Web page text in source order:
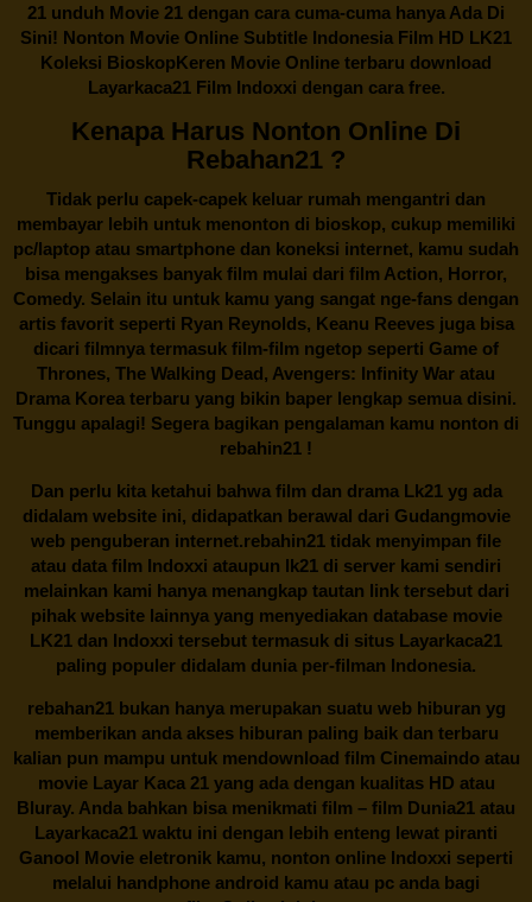
21 unduh Movie 21 dengan cara cuma-cuma hanya Ada Di
Sini! Nonton Movie Online Subtitle Indonesia Film HD LK21
Koleksi BioskopKeren Movie Online terbaru download
Layarkaca21 Film Indoxxi dengan cara free.
Kenapa Harus Nonton Online Di
Rebahan21 ?
Tidak perlu capek-capek keluar rumah mengantri dan
membayar lebih untuk menonton di bioskop, cukup memiliki
pc/laptop atau smartphone dan koneksi internet, kamu sudah
bisa mengakses banyak film mulai dari film Action, Horror,
Comedy. Selain itu untuk kamu yang sangat nge-fans dengan
artis favorit seperti Ryan Reynolds, Keanu Reeves juga bisa
dicari filmnya termasuk film-film ngetop seperti Game of
Thrones, The Walking Dead, Avengers: Infinity War atau
Drama Korea terbaru yang bikin baper lengkap semua disini.
Tunggu apalagi! Segera bagikan pengalaman kamu nonton di
rebahin21 !
Dan perlu kita ketahui bahwa film dan dramaLk21yg ada
didalam website ini, didapatkan berawal dari Gudangmovie
web penguberan internet.rebahin21 tidak menyimpan file
atau data film Indoxxi ataupun lk21 di server kami sendiri
melainkan kami hanya menangkap tautan link tersebut dari
pihak website lainnya yang menyediakan database movie
LK21 dan Indoxxi tersebut termasuk di situs Layarkaca21
paling populer didalam dunia per-filman Indonesia.
rebahan21bukan hanya merupakan suatu web hiburan yg
memberikan anda akses hiburan paling baik dan terbaru
kalian pun mampu untuk mendownload film Cinemaindo atau
movie Layar Kaca 21 yang ada dengan kualitas HD atau
Bluray. Anda bahkan bisa menikmati film – film Dunia21 atau
Layarkaca21 waktu ini dengan lebih enteng lewat piranti
Ganool Movie eletronik kamu, nonton online Indoxxi seperti
melalui handphone android kamu atau pc anda bagi